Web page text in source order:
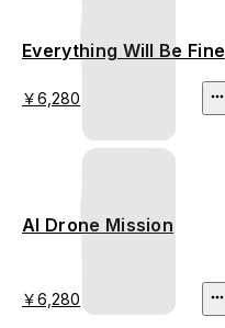
Everything Will Be Fine
￥6,280
AI Drone Mission
￥6,280